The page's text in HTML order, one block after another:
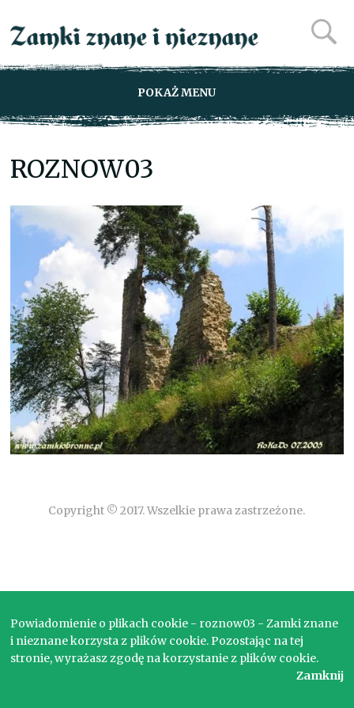
POKAŻ MENU
ROZNOW03
Copyright © 2017. Wszelkie prawa zastrzeżone.
Powiadomienie o plikach cookie - roznow03 - Zamki znane
i nieznane korzysta z plików cookie. Pozostając na tej
stronie, wyrażasz zgodę na korzystanie z plików cookie.
Zamknij